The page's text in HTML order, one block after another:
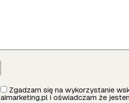
Zgadzam się na wykorzystanie
aimarketing.pl i oświadczam że